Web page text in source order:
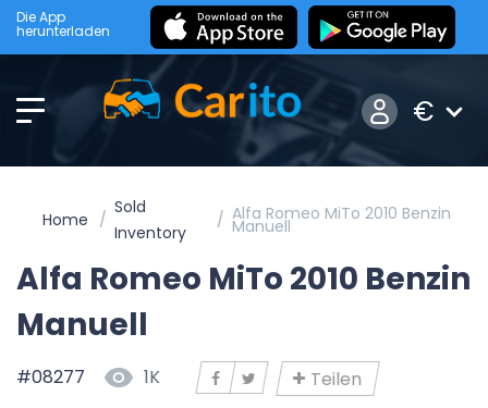
Die App
herunterladen
€
Home
Sold
Inventory
Alfa Romeo MiTo 2010 Benzin
Manuell
Alfa Romeo MiTo 2010 Benzin
Manuell
#08277 1K Teilen